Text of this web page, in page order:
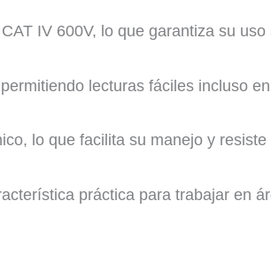
IV 600V, lo que garantiza su
lecturas fáciles incluso
lo que facilita su manejo y
práctica para trabajar en